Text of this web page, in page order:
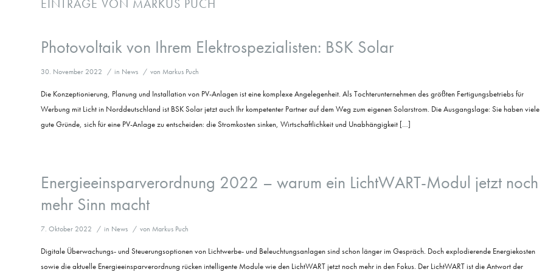
EINTRÄGE VON MARKUS PUCH
Photovoltaik von Ihrem Elektrospezialisten: BSK Solar
30. November 2022 / in News / von Markus Puch
Die Konzeptionierung, Planung und Installation von PV-Anlagen ist eine komplexe Angelegenheit. Als Tochterunternehmen des größten Fertigungsbetriebs für
Werbung mit Licht in Norddeutschland ist BSK Solar jetzt auch Ihr kompetenter Partner auf dem Weg zum eigenen Solarstrom. Die Ausgangslage: Sie haben viele
gute Gründe, sich für eine PV-Anlage zu entscheiden: die Stromkosten sinken, Wirtschaftlichkeit und Unabhängigkeit […]
Energieeinsparverordnung 2022 – warum ein LichtWART-Modul jetzt noch
mehr Sinn macht
7. Oktober 2022 / in News / von Markus Puch
Digitale Überwachungs- und Steuerungsoptionen von Lichtwerbe- und Beleuchtungsanlagen sind schon länger im Gespräch. Doch explodierende Energiekosten
sowie die aktuelle Energieeinsparverordnung rücken intelligente Module wie den LichtWART jetzt noch mehr in den Fokus. Der LichtWART ist die Antwort der